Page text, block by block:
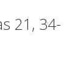
21, 34-